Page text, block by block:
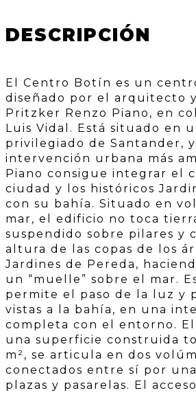
DESCRIPCIÓN
El Centro Botín es un
diseñado por el arquitecto
Pritzker Renzo Piano, en
Luis Vidal. Está situado en
privilegiado de Santander,
intervención urbana más
Piano consigue integrar el
ciudad y los históricos
con su bahía. Situado en
mar, el edificio no toca
suspendido sobre pilares y
altura de las copas de los
Jardines de Pereda,
un “muelle” sobre el mar.
permite el paso de la luz y
vistas a la bahía, en una
completa con el entorno.
una superficie construida
m², se articula en dos
conectados entre sí por
plazas y pasarelas. El